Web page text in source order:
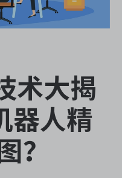
术大揭
器人精
？